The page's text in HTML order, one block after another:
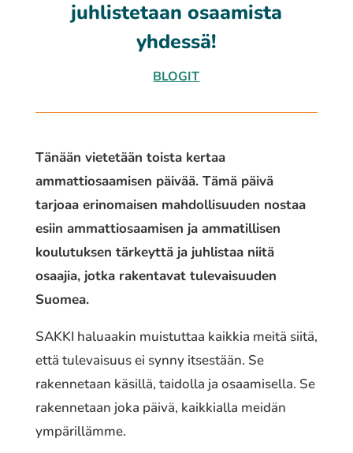
juhlistetaan osaamista
yhdessä!
BLOGIT
Tänään vietetään toista kertaa
ammattiosaamisen päivää. Tämä päivä
tarjoaa erinomaisen mahdollisuuden nostaa
esiin ammattiosaamisen ja ammatillisen
koulutuksen tärkeyttä ja juhlistaa niitä
osaajia, jotka rakentavat tulevaisuuden
Suomea.
SAKKI haluaakin muistuttaa kaikkia meitä siitä,
että tulevaisuus ei synny itsestään. Se
rakennetaan käsillä, taidolla ja osaamisella. Se
rakennetaan joka päivä, kaikkialla meidän
ympärillämme.